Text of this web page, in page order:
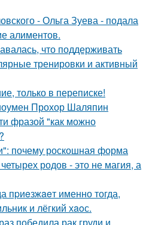
- Ольга Зуева - подала
алиментов.
что поддерживать
тренировки и активный
только в переписке!
Прохор Шаляпин
фразой "как можно
почему роскошная форма
родов - это не магия, а
пpиeзжaeт именно тогда,
и лёгкий хaoс.